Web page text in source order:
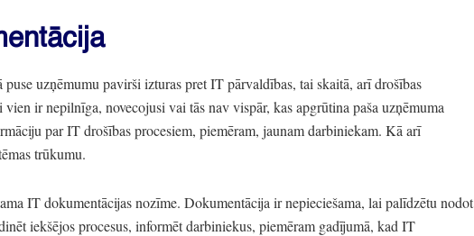
puse uzņēmumu pavirši izturas pret IT pārvaldības, tai skaitā, arī drošības
vien ir nepilnīga, novecojusi vai tās nav vispār, kas apgrūtina paša uzņēmuma
par IT drošības procesiem, piemēram, jaunam darbiniekam. Kā arī
trūkumu.
IT dokumentācijas nozīme. Dokumentācija ir nepieciešama, lai palīdzētu nodot
iekšējos procesus, informēt darbiniekus, piemēram gadījumā, kad IT